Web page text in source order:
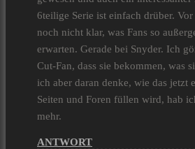
6teilige Serie ist einfach drüber.
noch nicht klar, was Fans so
erwarten. Gerade bei Snyder. Ich
Cut-Fan, dass sie bekommen, was
ich aber daran denke, wie das jetzt
Seiten und Foren füllen wird, hab
mehr.
ANTWORT